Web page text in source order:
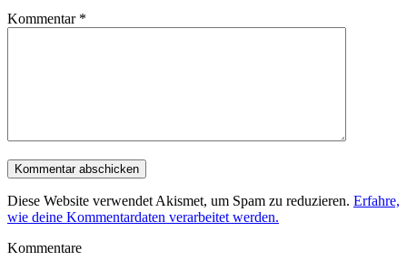
Kommentar *
Diese Website verwendet Akismet, um Spam zu reduzieren. Erfahre,
wie deine Kommentardaten verarbeitet werden.
Kommentare